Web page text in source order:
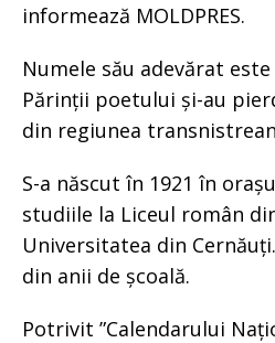
informează MOLDPRES.
Numele său adevărat
Părinții poetului și-au
din regiunea
S-a născut în 1921 în
studiile la Liceul român
Universitatea din
din anii de școală.
Potrivit ”Calendarului